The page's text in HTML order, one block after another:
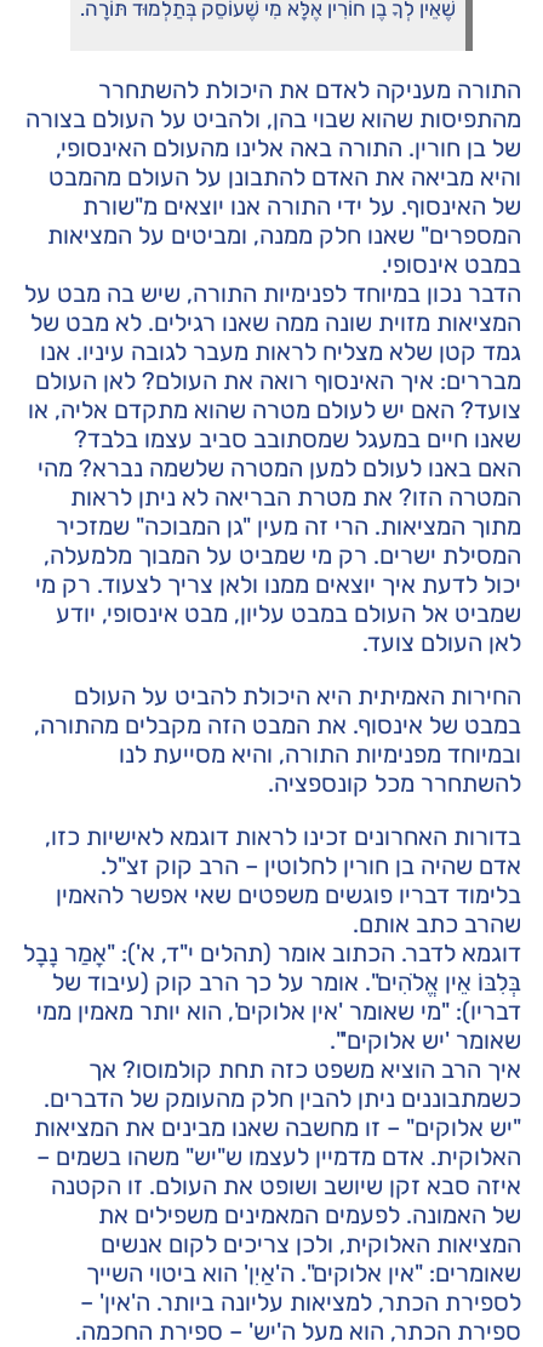
שֶׁאֵין לְךָ בֶן חוֹרִין אֶלָּא מִי שֶׁעוֹסֵק בְּתַלְמוּד תּוֹרָה.
התורה מעניקה לאדם את היכולת להשתחרר
מהתפיסות שהוא שבוי בהן, ולהביט על העולם בצורה
של בן חורין. התורה באה אלינו מהעולם האינסופי,
והיא מביאה את האדם להתבונן על העולם מהמבט
של האינסוף. על ידי התורה אנו יוצאים מ"שורת
המספרים" שאנו חלק ממנה, ומביטים על המציאות
במבט אינסופי.
הדבר נכון במיוחד לפנימיות התורה, שיש בה מבט על
המציאות מזוית שונה ממה שאנו רגילים. לא מבט של
גמד קטן שלא מצליח לראות מעבר לגובה עיניו. אנו
מבררים: איך האינסוף רואה את העולם? לאן העולם
צועד? האם יש לעולם מטרה שהוא מתקדם אליה, או
שאנו חיים במעגל שמסתובב סביב עצמו בלבד?
האם באנו לעולם למען המטרה שלשמה נברא? מהי
המטרה הזו? את מטרת הבריאה לא ניתן לראות
מתוך המציאות. הרי זה מעין "גן המבוכה" שמזכיר
המסילת ישרים. רק מי שמביט על המבוך מלמעלה,
יכול לדעת איך יוצאים ממנו ולאן צריך לצעוד. רק מי
שמביט אל העולם במבט עליון, מבט אינסופי, יודע
לאן העולם צועד.
החירות האמיתית היא היכולת להביט על העולם
במבט של אינסוף. את המבט הזה מקבלים מהתורה,
ובמיוחד מפנימיות התורה, והיא מסייעת לנו
להשתחרר מכל קונספציה.
בדורות האחרונים זכינו לראות דוגמא לאישיות כזו,
אדם שהיה בן חורין לחלוטין – הרב קוק זצ"ל.
בלימוד דבריו פוגשים משפטים שאי אפשר להאמין
שהרב כתב אותם.
דוגמא לדבר. הכתוב אומר (תהלים י"ד, א'): "אָמַר נָבָל
בְּלִבּוֹ אֵין אֱלֹהִים". אומר על כך הרב קוק (עיבוד של
דבריו): "מי שאומר 'אין אלוקים', הוא יותר מאמין ממי
שאומר 'יש אלוקים'".
איך הרב הוציא משפט כזה תחת קולמוסו? אך
כשמתבוננים ניתן להבין חלק מהעומק של הדברים.
"יש אלוקים" – זו מחשבה שאנו מבינים את המציאות
האלוקית. אדם מדמיין לעצמו ש"יש" משהו בשמים –
איזה סבא זקן שיושב ושופט את העולם. זו הקטנה
של האמונה. לפעמים המאמינים משפילים את
המציאות האלוקית, ולכן צריכים לקום אנשים
שאומרים: "אין אלוקים". ה'אַיִן' הוא ביטוי השייך
לספירת הכתר, למציאות עליונה ביותר. ה'אין' –
ספירת הכתר, הוא מעל ה'יש' – ספירת החכמה.